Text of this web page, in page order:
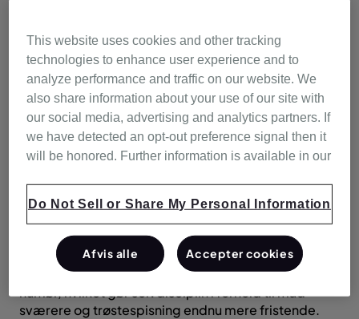
luftvejene7. Hvis din hals-omkreds er mere end 43
cm (mænd) eller 40 cm (kvinder), så er det
sandsynligt, at du vil blive påvirket af OSA.
Men det modsatte er også tilfældet: søvnapnø kan
udløse vægtforøgelse og gøre det sværere at tabe
sig4. Ubehandlet søvnapnø resulterer i en konstant
forstyrrer kroppens normale hormonbalance4,
hvilket forårsager forandringer i
fordøjelsessystemet, som reducerer din evne til
effektivt at forarbejde mad og skaber en trang til slik
og kulhydrater i løbet af dagen. Ubehandlet
søvnapnø gør dig også træt, irritabel og i dårligt
humør, hvilket gør selvdisciplin i forhold til mad
sværere og trøstespisning endnu mere fristende.
This website uses cookies and other tracking
technologies to enhance user experience and to
analyze performance and traffic on our website. We
also share information about your use of our site with
our social media, advertising and analytics partners. If
we have detected an opt-out preference signal then it
will be honored. Further information is available in our
Do Not Sell or Share My Personal Information
Afvis alle Accepter cookies